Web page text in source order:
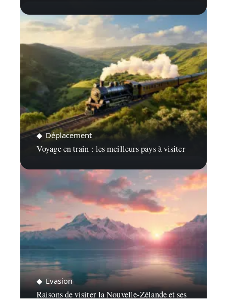
Déplacement
Voyage en train : les meilleurs pays à visiter
Evasion
Raisons de visiter la Nouvelle-Zélande et ses